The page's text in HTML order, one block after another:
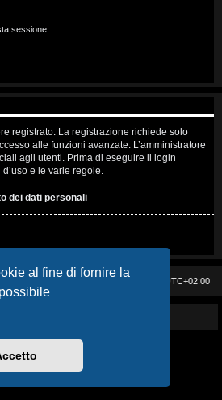
al fine di fornire la
sessione
registrato. La registrazione richiede solo
alle funzioni avanzate. L’amministratore
agli utenti. Prima di eseguire il login
e le varie regole.
dei dati personali
UTC+02:00
by GIGI D'AGOSTINO